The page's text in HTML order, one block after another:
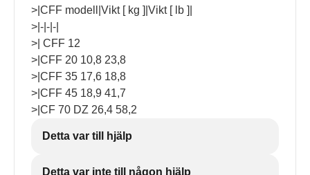
>|CFF modell|Vikt [ kg ]|Vikt [ lb ]|
>|-|-|-|
>| CFF 12
>|CFF 20 10,8 23,8
>|CFF 35 17,6 18,8
>|CFF 45 18,9 41,7
>|CF 70 DZ 26,4 58,2
Detta var till hjälp
Detta var inte till någon hjälp